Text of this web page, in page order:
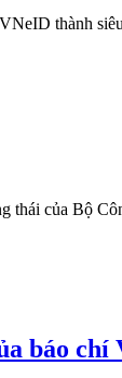
thành
thái của Bộ
báo chí